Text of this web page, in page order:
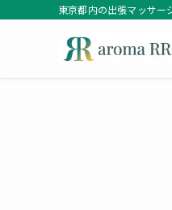
東京都内の出張マッサー